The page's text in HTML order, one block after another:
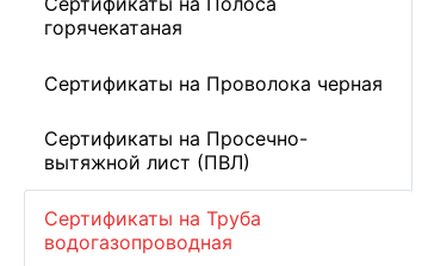
горячекатаная
Сертификаты на Проволока черная
Сертификаты на Просечно-
вытяжной лист (ПВЛ)
Сертификаты на Труба
водогазопроводная